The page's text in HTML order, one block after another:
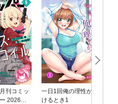
刊コミッ
2026年9
一日1回俺の理性が負
けるとき1